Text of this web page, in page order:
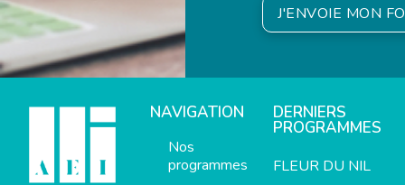
J'ENVOIE MON
NAVIGATION
Nos
programmes
DERNIERS
PROGRAMMES
FLEUR DU NIL